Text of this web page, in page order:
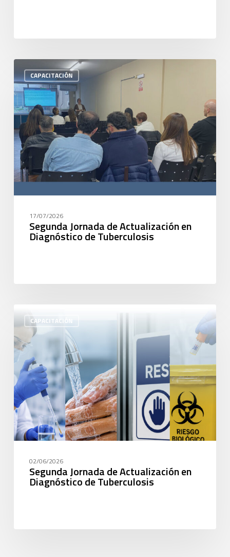
CAPACITACIÓN
17/07/2026
Segunda Jornada de Actualización en
Diagnóstico de Tuberculosis
CAPACITACIÓN
02/06/2026
Segunda Jornada de Actualización en
Diagnóstico de Tuberculosis